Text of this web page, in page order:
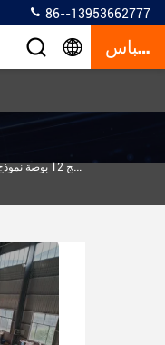
86--13953662777
إقتباس
> الناتج 12 بوصة نموذج رمل امتصاص الجرافة 200 متر مكعب في الساعة